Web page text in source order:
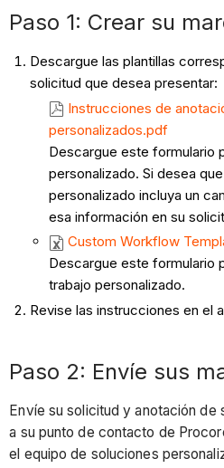
Paso 1: Crear su
Descargue las plantillas
solicitud que desea presentar:
Instrucciones de
personalizados.pdf
Descargue este formulario
personalizado. Si desea
personalizado incluya un
esa información en su
Custom Workflow
Descargue este formulario
trabajo personalizado.
Revise las instrucciones en el
Paso 2: Envíe sus
Envíe su solicitud y anotación de
a su punto de contacto de
el equipo de soluciones